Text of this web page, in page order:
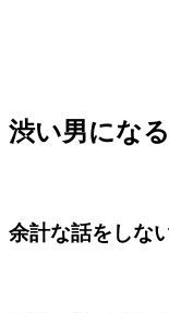
渋い男にな
余計な話をしな